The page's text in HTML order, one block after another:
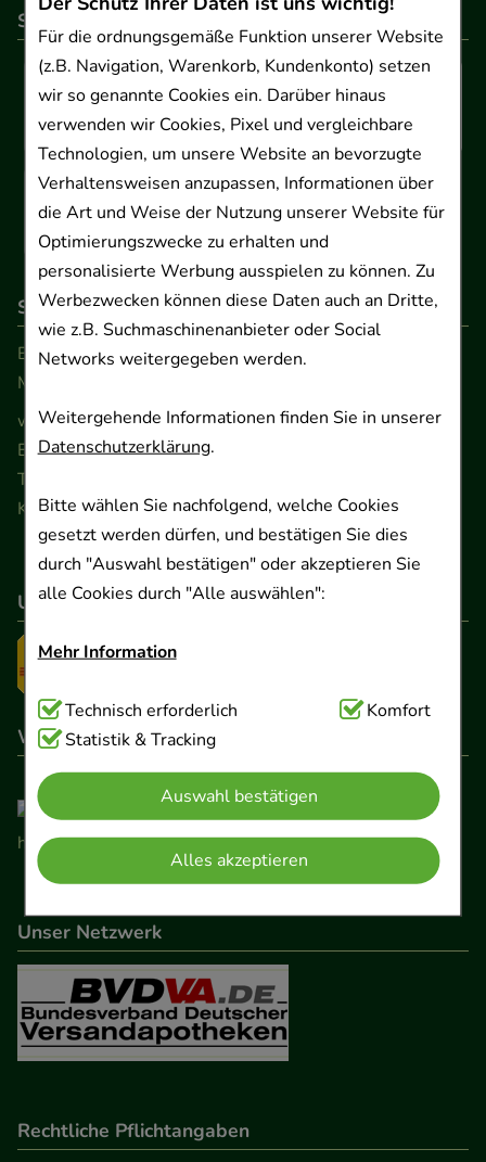
Für die ordnungsgemäße Funktion unserer Website
(z.B. Navigation, Warenkorb, Kundenkonto) setzen
wir so genannte Cookies ein. Darüber hinaus
verwenden wir Cookies, Pixel und vergleichbare
Technologien, um unsere Website an bevorzugte
Verhaltensweisen anzupassen, Informationen über
die Art und Weise der Nutzung unserer Website für
Optimierungszwecke zu erhalten und
personalisierte Werbung ausspielen zu können. Zu
Werbezwecken können diese Daten auch an Dritte,
wie z.B. Suchmaschinenanbieter oder Social
Networks weitergegeben werden.
Weitergehende Informationen finden Sie in unserer
Datenschutzerklärung.
Bitte wählen Sie nachfolgend, welche Cookies
gesetzt werden dürfen, und bestätigen Sie dies
durch "Auswahl bestätigen" oder akzeptieren Sie
alle Cookies durch "Alle auswählen":
Mehr Information
Technisch Notwendig:Hierbei handelt es sich um
Cookies, die für die Grundfunktionen unserer
Website notwendig sind (z.B. Navigation,
Warenkorb, Kundenkonto), weshalb auf diese nicht
verzichtet werden kann.
Komfort:Diese Cookies werden genutzt um das
Einkaufserlebnis noch ansprechender zu gestalten,
beispielsweise für die Wiedererkennung des
Besuchers oder unsere Seite an bevorzugte
Verhaltensweisen (z.B. Spracheinstellung)
anzupassen. Komfort-Cookies ermöglichen es uns
auch auf Ihre Bedürfnisse zugeschrittene Inhalte
betreiben.
Technisch erforderlich
Komfort
Statistik & Tracking
Auswahl bestätigen
Alles akzeptieren
So können Sie bezahlen
So erreichen Sie uns
Beratung und Kundenservice:
Montag - Freitag von 9.00 bis 17.00 Uhr
www.ApoSalis.de· E-Mail:info@ApoSalis.de
Ernst-August-Platz 2 · 30159 Hannover
Telefon 0511 89 71 80 0 · Fax 0511 89 71 80 11
Kontaktformular
Unser Versanddienstleister
Wir sind hier gelistet
Unser Netzwerk
Rechtliche Pflichtangaben